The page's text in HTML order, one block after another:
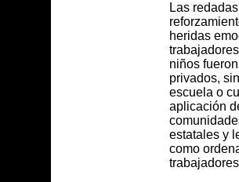
Las
heridas
niños
privados,
escuela o
aplicación
estatales y
como